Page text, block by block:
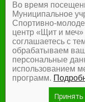
Главная
Документы
Муниципальное
Во время
Муниципальное
Спортивно-
центр «Щит и
соглашаетесь с
обрабатываем
персональные
использованием
программ.